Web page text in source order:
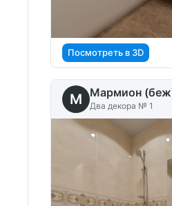
Посмотреть в 3D
M Мармион
Два декора № 1